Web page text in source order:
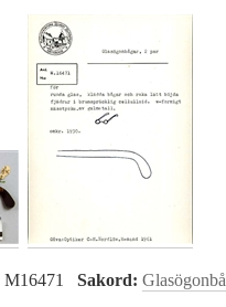
M16471 Sakord: